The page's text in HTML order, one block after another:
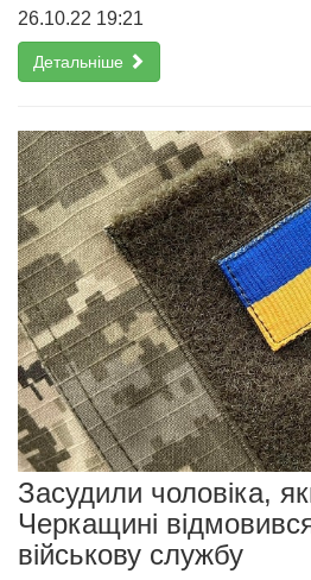
26.10.22 19:21
Детальніше
Засудили чоловіка,
Черкащині
військову службу